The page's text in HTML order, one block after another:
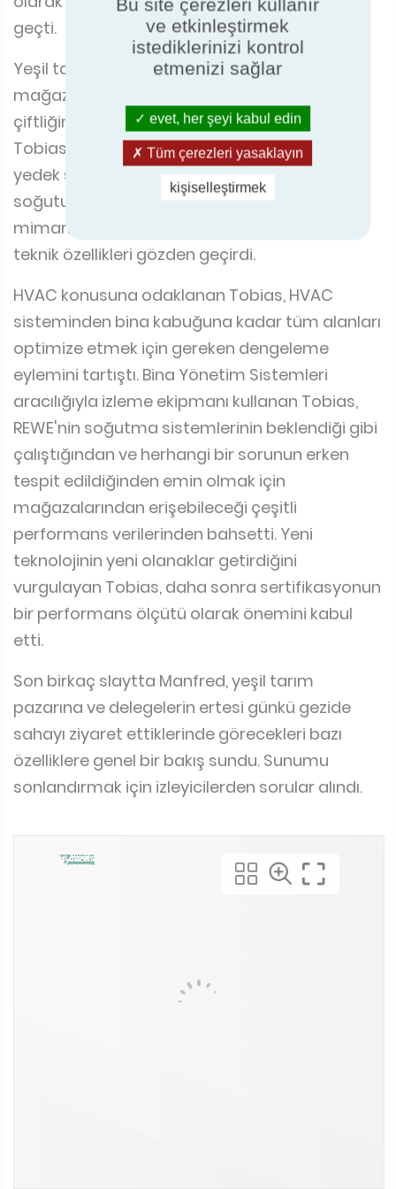
soğutucu akışkanlar kullandığını vurgulayarak
mimari konseptleri, HVAC ekipmanlarını ve
teknik özellikleri gözden geçirdi.
HVAC konusuna odaklanan Tobias, HVAC
sisteminden bina kabuğuna kadar tüm alanları
optimize etmek için gereken dengeleme
eylemini tartıştı. Bina Yönetim Sistemleri
aracılığıyla izleme ekipmanı kullanan Tobias,
REWE'nin soğutma sistemlerinin beklendiği gibi
tespit edildiğinden emin olmak için
mağazalarından erişebileceği çeşitli
performans verilerinden bahsetti. Yeni
teknolojinin yeni olanaklar getirdiğini
vurgulayan Tobias, daha sonra sertifikasyonun
bir performans ölçütü olarak önemini kabul
etti.
Son birkaç slaytta Manfred, yeşil tarım
pazarına ve delegelerin ertesi günkü gezide
sahayı ziyaret ettiklerinde görecekleri bazı
özelliklere genel bir bakış sundu. Sunumu
sonlandırmak için izleyicilerden sorular alındı.
ve etkinleştirmek
istediklerinizi kontrol
etmenizi sağlar
evet, her şeyi kabul edin
Tüm çerezleri yasaklayın
kişiselleştirmek